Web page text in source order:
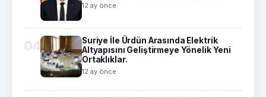
12 ay önce
04
Suriye İle Ürdün Arasında Elektrik
Altyapısını Geliştirmeye Yönelik Yeni
Ortaklıklar.
12 ay önce